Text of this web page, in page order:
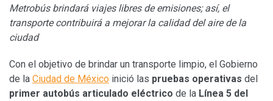
Metrobús brindará viajes libres de emisiones; así, el
transporte contribuirá a mejorar la calidad del aire de la
ciudad
Con el objetivo de brindar un transporte limpio, el Gobierno
de la Ciudad de México inició las pruebas operativas del
primer autobús articulado eléctrico de la Línea 5 del